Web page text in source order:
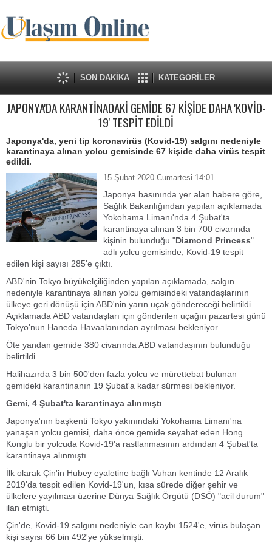
SON DAKİKA KATEGORİLER
JAPONYA'DA KARANTİNADAKİ GEMİDE 67 KİŞİDE DAHA 'KOVİD-
19' TESPİT EDİLDİ
Japonya'da, yeni tip koronavirüs (Kovid-19) salgını nedeniyle
karantinaya alınan yolcu gemisinde 67 kişide daha virüs tespit
edildi.
15 Şubat 2020 Cumartesi 14:01
Japonya basınında yer alan habere göre,
Sağlık Bakanlığından yapılan açıklamada
Yokohama Limanı'nda 4 Şubat'ta
karantinaya alınan 3 bin 700 civarında
kişinin bulunduğu "Diamond Princess"
adlı yolcu gemisinde, Kovid-19 tespit
edilen kişi sayısı 285'e çıktı.
ABD'nin Tokyo büyükelçiliğinden yapılan açıklamada, salgın
nedeniyle karantinaya alınan yolcu gemisindeki vatandaşlarının
ülkeye geri dönüşü için ABD'nin yarın uçak göndereceği belirtildi.
Açıklamada ABD vatandaşları için gönderilen uçağın pazartesi günü
Tokyo'nun Haneda Havaalanından ayrılması bekleniyor.
Öte yandan gemide 380 civarında ABD vatandaşının bulunduğu
belirtildi.
Halihazırda 3 bin 500'den fazla yolcu ve mürettebat bulunan
gemideki karantinanın 19 Şubat'a kadar sürmesi bekleniyor.
Gemi, 4 Şubat'ta karantinaya alınmıştı
Japonya'nın başkenti Tokyo yakınındaki Yokohama Limanı'na
yanaşan yolcu gemisi, daha önce gemide seyahat eden Hong
Konglu bir yolcuda Kovid-19'a rastlanmasının ardından 4 Şubat'ta
karantinaya alınmıştı.
İlk olarak Çin'in Hubey eyaletine bağlı Vuhan kentinde 12 Aralık
2019'da tespit edilen Kovid-19'un, kısa sürede diğer şehir ve
ülkelere yayılması üzerine Dünya Sağlık Örgütü (DSÖ) "acil durum"
ilan etmişti.
Çin'de, Kovid-19 salgını nedeniyle can kaybı 1524'e, virüs bulaşan
kişi sayısı 66 bin 492'ye yükselmişti.